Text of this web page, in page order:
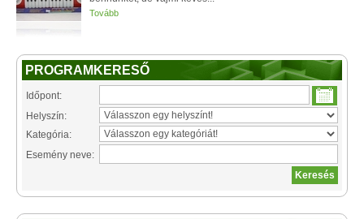
Tovább
PROGRAMKERESŐ
Időpont:
Helyszín:
Kategória:
Esemény neve: